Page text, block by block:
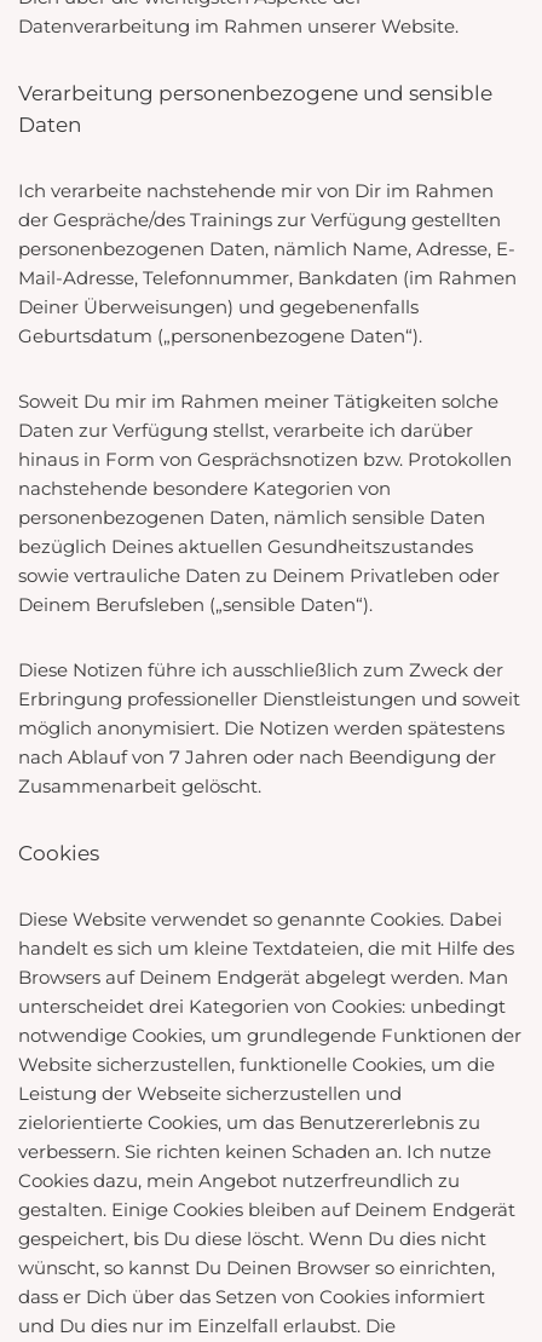
Datenverarbeitung im Rahmen unserer Website.
Verarbeitung personenbezogene und sensible
Daten
Ich verarbeite nachstehende mir von Dir im Rahmen
der Gespräche/des Trainings zur Verfügung gestellten
personenbezogenen Daten, nämlich Name, Adresse, E-
Mail-Adresse, Telefonnummer, Bankdaten (im Rahmen
Deiner Überweisungen) und gegebenenfalls
Geburtsdatum („personenbezogene Daten“).
Soweit Du mir im Rahmen meiner Tätigkeiten solche
Daten zur Verfügung stellst, verarbeite ich darüber
hinaus in Form von Gesprächsnotizen bzw. Protokollen
nachstehende besondere Kategorien von
personenbezogenen Daten, nämlich sensible Daten
bezüglich Deines aktuellen Gesundheitszustandes
sowie vertrauliche Daten zu Deinem Privatleben oder
Deinem Berufsleben („sensible Daten“).
Diese Notizen führe ich ausschließlich zum Zweck der
Erbringung professioneller Dienstleistungen und soweit
möglich anonymisiert. Die Notizen werden spätestens
nach Ablauf von 7 Jahren oder nach Beendigung der
Zusammenarbeit gelöscht.
Cookies
Diese Website verwendet so genannte Cookies. Dabei
handelt es sich um kleine Textdateien, die mit Hilfe des
Browsers auf Deinem Endgerät abgelegt werden. Man
unterscheidet drei Kategorien von Cookies: unbedingt
notwendige Cookies, um grundlegende Funktionen der
Website sicherzustellen, funktionelle Cookies, um die
Leistung der Webseite sicherzustellen und
zielorientierte Cookies, um das Benutzererlebnis zu
verbessern. Sie richten keinen Schaden an. Ich nutze
Cookies dazu, mein Angebot nutzerfreundlich zu
gestalten. Einige Cookies bleiben auf Deinem Endgerät
gespeichert, bis Du diese löscht. Wenn Du dies nicht
wünscht, so kannst Du Deinen Browser so einrichten,
dass er Dich über das Setzen von Cookies informiert
und Du dies nur im Einzelfall erlaubst. Die